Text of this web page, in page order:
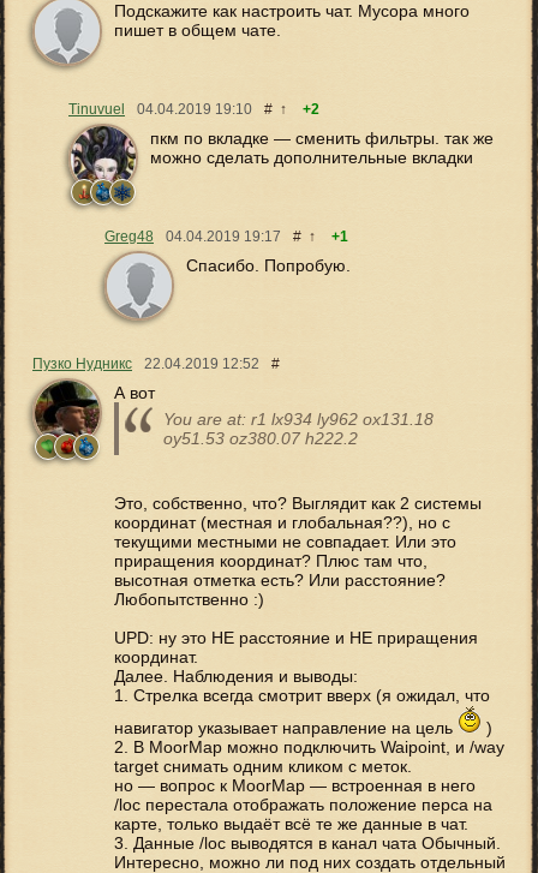
Подскажите как настроить чат. Мусора много
пишет в общем чате.
Tinuvuel 04.04.2019 19:10 # ↑ +2
пкм по вкладке — сменить фильтры. так же
можно сделать дополнительные вкладки
Greg48 04.04.2019 19:17 # ↑ +1
Спасибо. Попробую.
Пузко Нудникс 22.04.2019 12:52 #
А вот
You are at: r1 lx934 ly962 ox131.18
oy51.53 oz380.07 h222.2
Это, собственно, что? Выглядит как 2 системы
координат (местная и глобальная??), но с
текущими местными не совпадает. Или это
приращения координат? Плюс там что,
высотная отметка есть? Или расстояние?
Любопытственно :)
UPD: ну это НЕ расстояние и НЕ приращения
координат.
Далее. Наблюдения и выводы:
1. Стрелка всегда смотрит вверх (я ожидал, что
навигатор указывает направление на цель
)
2. В MoorMap можно подключить Waipoint, и /way
target снимать одним кликом с меток.
но — вопрос к MoorMap — встроенная в него
/loc перестала отображать положение перса на
карте, только выдаёт всё те же данные в чат.
3. Данные /loc выводятся в канал чата Обычный.
Интересно, можно ли под них создать отдельный